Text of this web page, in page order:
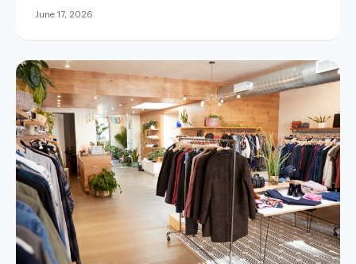
bisnis terintegrasi. Aplikasi kasir modern
June 17, 2026